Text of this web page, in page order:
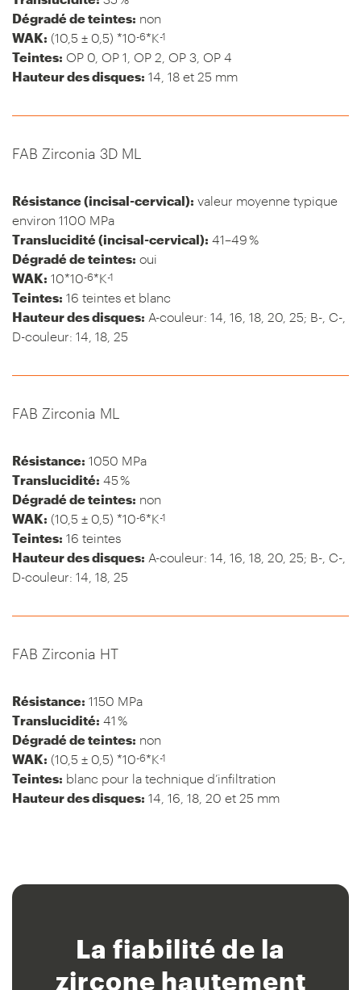
Dégradé de teintes: non
WAK: (10,5 ± 0,5) *10-6*K-1
Teintes: OP 0, OP 1, OP 2, OP 3, OP 4
Hauteur des disques: 14, 18 et 25 mm
FAB Zirconia 3D ML
Résistance (incisal-cervical): valeur moyenne typique
environ 1100 MPa
Translucidité (incisal-cervical): 41–49 %
Dégradé de teintes: oui
WAK: 10*10-6*K-1
Teintes: 16 teintes et blanc
Hauteur des disques: A-couleur: 14, 16, 18, 20, 25; B-, C-,
D-couleur: 14, 18, 25
FAB Zirconia ML
Résistance: 1050 MPa
Translucidité: 45 %
Dégradé de teintes: non
WAK: (10,5 ± 0,5) *10-6*K-1
Teintes: 16 teintes
Hauteur des disques: A-couleur: 14, 16, 18, 20, 25; B-, C-,
D-couleur: 14, 18, 25
FAB Zirconia HT
Résistance: 1150 MPa
Translucidité: 41 %
Dégradé de teintes: non
WAK: (10,5 ± 0,5) *10-6*K-1
Teintes: blanc pour la technique d’infiltration
Hauteur des disques: 14, 16, 18, 20 et 25 mm
La fiabilité de la
zircone hautement